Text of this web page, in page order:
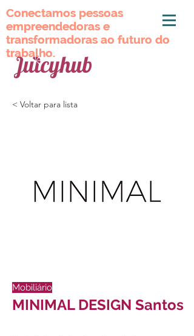
Conectamos pessoas
empreendedoras e
transformadoras ao futuro do
trabalho.
Conectamos pessoas
empreendedoras e
transformadoras ao futuro do
trabalho.
< Voltar para lista
Mobiliário
MINIMAL DESIGN Santos